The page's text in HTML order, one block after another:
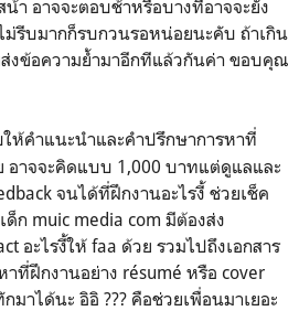
า อาจจะตอบช้าหรือบางทีอาจจะยัง
รีบมากก็รบกวนรอหน่อยนะคับ ถ้าเกิน
งข้อความย้ำมาอีกทีแล้วกันค่า ขอบคุณ
ให้คำแนะนำและคำปรึกษาการหาที่
อาจจะคิดแบบ 1,000 บาทแต่ดูแลและ
จนได้ที่ฝึกงานอะไรงี้ ช่วยเช็ค
ด็ก muic media com มีต้องส่ง
อะไรงี้ให้ faa ด้วย รวมไปถึงเอกสาร
ที่ฝึกงานอย่าง résumé หรือ cover
มาได้นะ อิอิ ??? คือช่วยเพื่อนมาเยอะ